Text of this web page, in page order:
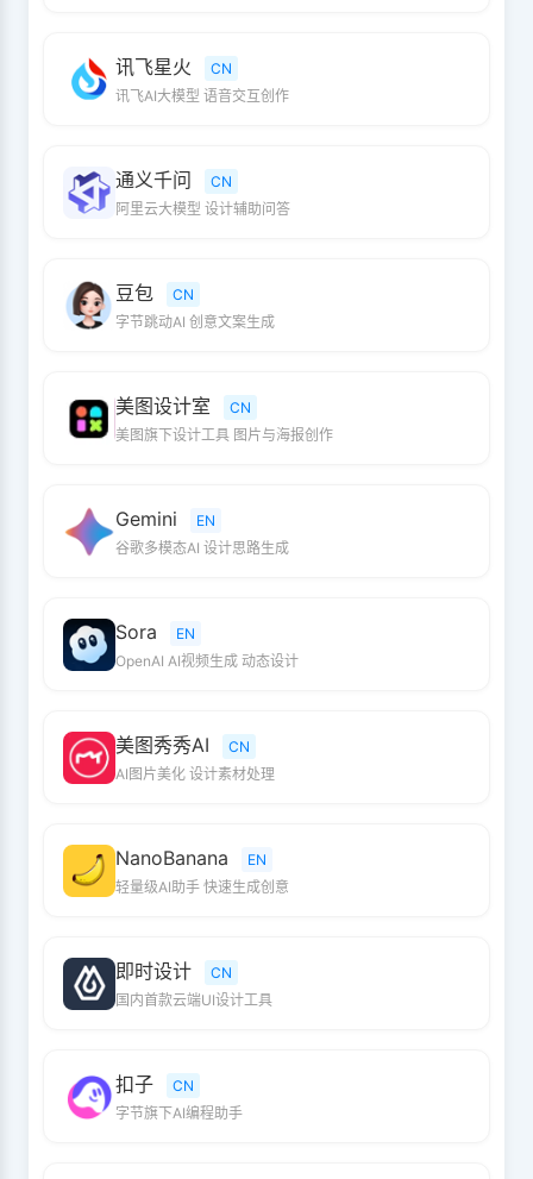
讯飞星火
CN
讯飞AI大模型 语音交互创作
通义千问
CN
阿里云大模型 设计辅助问答
豆包
CN
字节跳动AI 创意文案生成
美图设计室
CN
美图旗下设计工具 图片与海报创作
Gemini
EN
谷歌多模态AI 设计思路生成
Sora
EN
OpenAI AI视频生成 动态设计
美图秀秀AI
CN
AI图片美化 设计素材处理
NanoBanana
EN
轻量级AI助手 快速生成创意
即时设计
CN
国内首款云端UI设计工具
扣子
CN
字节旗下AI编程助手